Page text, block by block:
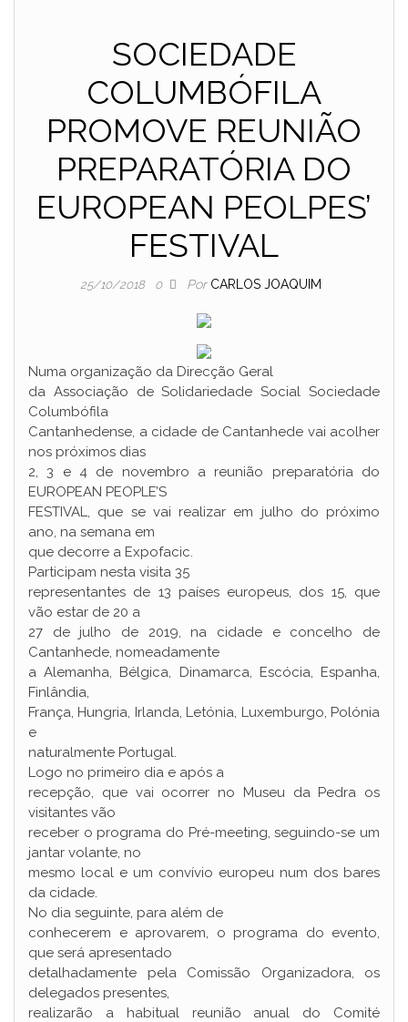
SOCIEDADE
COLUMBÓFILA
PROMOVE REUNIÃO
PREPARATÓRIA DO
EUROPEAN PEOLPES’
FESTIVAL
25/10/2018 0 Por CARLOS JOAQUIM
Numa organização da Direcção Geral
da Associação de Solidariedade Social Sociedade
Columbófila
Cantanhedense, a cidade de Cantanhede vai acolher
nos próximos dias
2, 3 e 4 de novembro a reunião preparatória do
EUROPEAN PEOPLE’S
FESTIVAL, que se vai realizar em julho do próximo
ano, na semana em
que decorre a Expofacic.
Participam nesta visita 35
representantes de 13 países europeus, dos 15, que
vão estar de 20 a
27 de julho de 2019, na cidade e concelho de
Cantanhede, nomeadamente
a Alemanha, Bélgica, Dinamarca, Escócia, Espanha,
Finlândia,
França, Hungria, Irlanda, Letónia, Luxemburgo, Polónia
e
naturalmente Portugal.
Logo no primeiro dia e após a
recepção, que vai ocorrer no Museu da Pedra os
visitantes vão
receber o programa do Pré-meeting, seguindo-se um
jantar volante, no
mesmo local e um convívio europeu num dos bares
da cidade.
No dia seguinte, para além de
conhecerem e aprovarem, o programa do evento,
que será apresentado
detalhadamente pela Comissão Organizadora, os
delegados presentes,
realizarão a habitual reunião anual do Comité